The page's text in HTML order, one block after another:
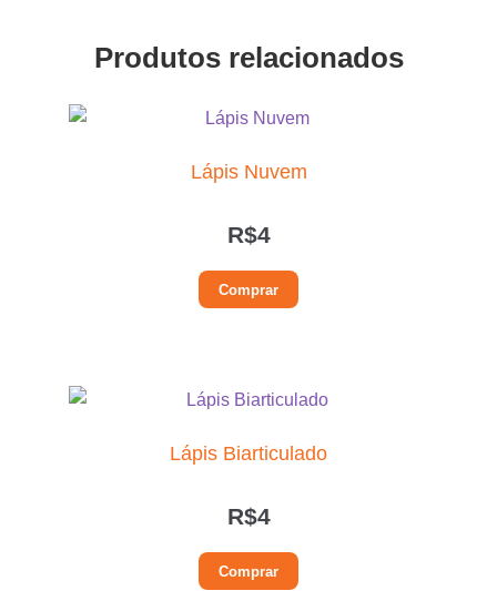
Produtos relacionados
Lápis Nuvem
R$4
Comprar
Lápis Biarticulado
R$4
Comprar